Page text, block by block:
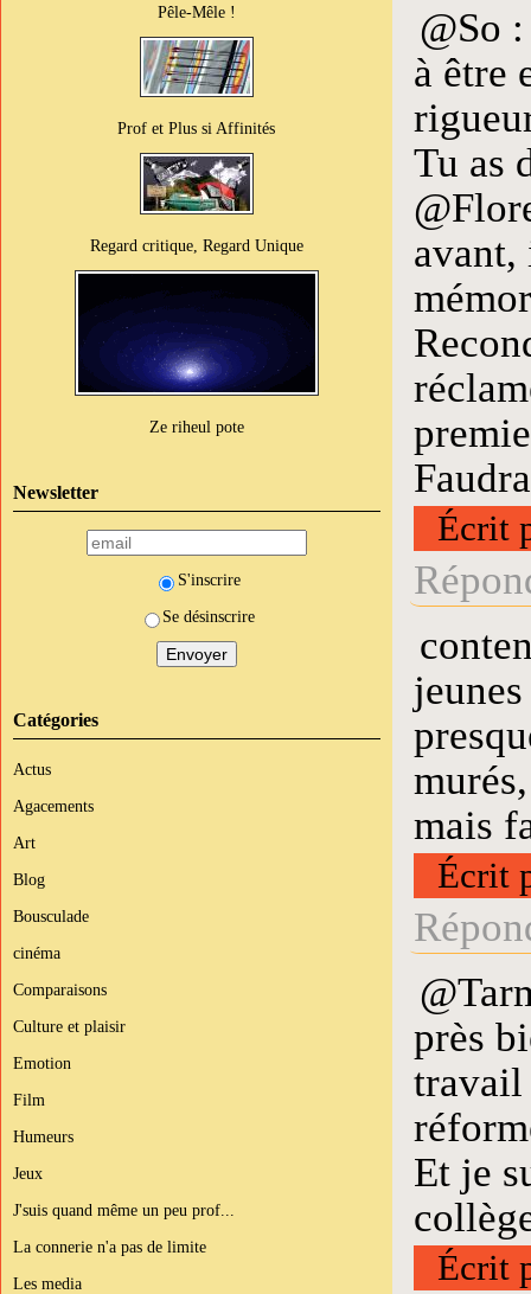
Pêle-Mêle !
Prof et Plus si Affinités
Regard critique, Regard Unique
Ze riheul pote
Newsletter
S'inscrire
Se désinscrire
Catégories
Actus
Agacements
Art
Blog
Bousculade
cinéma
Comparaisons
Culture et plaisir
Emotion
Film
Humeurs
Jeux
J'suis quand même un peu prof...
La connerie n'a pas de limite
Les media
@So
à être
Tu as
Écrit
mais
Écrit
près
travail
Et je
Écrit